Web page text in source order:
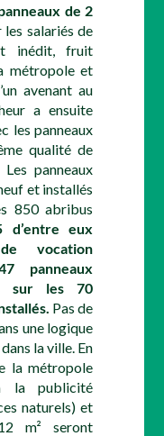
de 2
salariés de
inédit, fruit
métropole et
avenant au
a ensuite
les panneaux
qualité de
panneaux
et installés
850 abribus
d’entre eux
vocation
panneaux
sur les 70
Pas de
une logique
la ville. En
la métropole
la publicité
naturels) et
m² seront